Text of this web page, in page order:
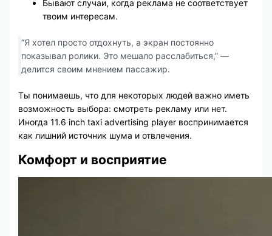
Бывают случаи, когда реклама не соответствует
твоим интересам.
“Я хотел просто отдохнуть, а экран постоянно
показывал ролики. Это мешало расслабиться,” —
делится своим мнением пассажир.
Ты понимаешь, что для некоторых людей важно иметь
возможность выбора: смотреть рекламу или нет.
Иногда 11.6 inch taxi advertising player воспринимается
как лишний источник шума и отвлечения.
Комфорт и восприятие